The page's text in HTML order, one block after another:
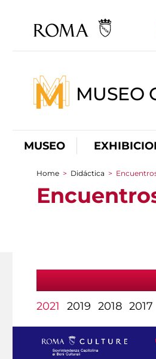
MUSEO
MUSEO
You are here
Home > Didáctica >
2021 2019 2018 2017